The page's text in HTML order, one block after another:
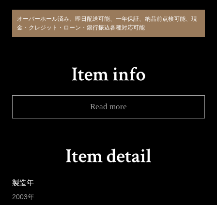
オーバーホール済み、即日配送可能、一年保証、納品前点検可能、現
金・クレジット・ローン・銀行振込各種対応可能
Read more
製造年
2003年